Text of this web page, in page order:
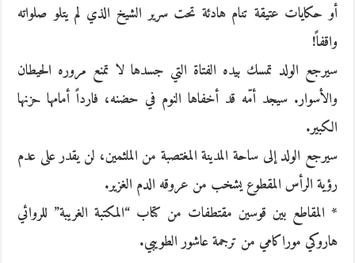
أو حكايات عتيقة تنام هادئة تحت سرير الشيخ الذي لم يتلو صلواته
واقفاً!
سيرجع الولد تمسك بيده الفتاة التي جسدها لا تمنع مروره الحيطان
والأسوار. سيجد أمّه قد أخفاها النوم في حضنه، فارداً أمامها حزنها
الكبير.
سيرجع الولد إلى ساحة المدينة المغتصبة من الملثمين، لن يقدر على عدم
رؤية الرأس المقطوع يشخب من عروقه الدم الغزير.
* المقاطع بين قوسين مقتطفات من كتاب “المكتبة الغريبة” للروائي
هاروكي موراكامي من ترجمة عاشور الطويبي.